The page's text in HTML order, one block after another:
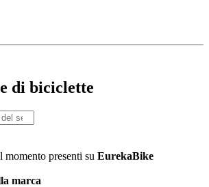
di biciclette
momento presenti suEurekaBike
marca